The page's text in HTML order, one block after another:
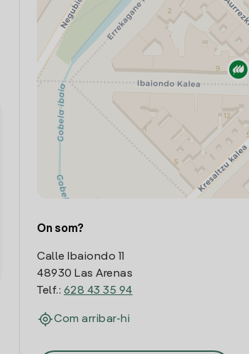
On som?
Calle Ibaiondo 11
48930 Las Arenas
Telf.: 628 43 35 94
Com arribar-hi